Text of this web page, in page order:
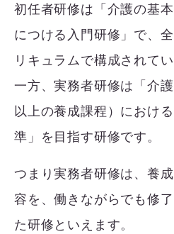
初任者研修は「介護の基
につける入門研修」で、
リキュラムで構成されてい
一方、実務者研修は「介
以上の養成課程）におけ
準」を目指す研修です。
つまり実務者研修は、養
容を、働きながらでも修
た研修といえます。